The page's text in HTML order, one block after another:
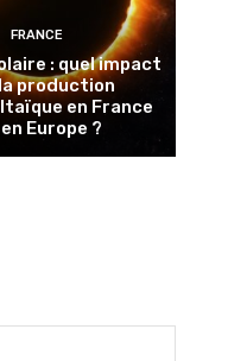
FRANCE
: quel impact
production
en France
Europe ?